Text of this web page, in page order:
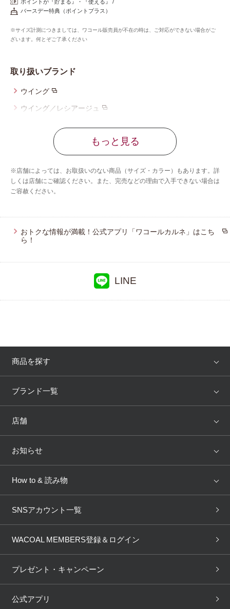
ポイントが『貯まる』・『使える』
バースデー特典（ポイントプラス）
※サイズ計測につきましては、ワコール販売員が不在の時は、ご対応ができない場合がご
ざいます。何とぞご了承ください
取り扱いブランド
ウイング
ウイング／レシアージュ
ウイング／ティーン
ウイング／フフ
もっと見る
※店舗によっては、お取扱いのない商品（サイズ・カラー）もあります。詳
しくは店舗にご確認ください。また、完売などの理由で入手できない場合は
ご容赦ください。
おトクな情報が満載！公式アプリ「ワコールカルネ」はこち
ら！
LINE
商品を探す
アイテム
トピックス
ブランド一覧
WACOAL
AMPHI une nana cool
OUR WACOAL
WACOAL Remamma Mens Innerwear
Licensed Brands
店舗
店舗を探す
ブラ無料診断
3Dボディスキャン
お知らせ
新着情報
商品回収
ニュース＆トピックス
How to & 読み物
下着の基礎知識
ブラパン ワコールスタイル
大人の工場見学inベトナム 人間科学研究開発センター見
SNSアカウント一覧
WACOAL MEMBERS登録＆ログイン
プレゼント・キャンペーン
公式アプリ